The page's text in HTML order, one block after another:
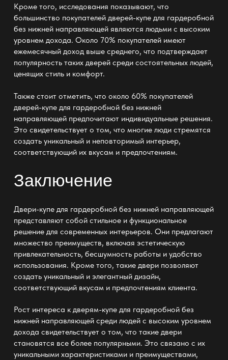
Кроме того, исследования показывают, что
большинство покупателей дверей-купе для гардеробной
без нижней направляющей являются людьми с высоким
уровнем дохода. Около 70% покупателей имеют
ежемесячный доход выше среднего, что подтверждает
популярность таких дверей среди состоятельных людей,
ценящих стиль и комфорт.
Также стоит отметить, что около 60% покупателей
дверей-купе для гардеробной без нижней
направляющей предпочитают индивидуальные решения.
Это свидетельствует о том, что многие люди стремятся
создать уникальный и неповторимый интерьер,
соответствующий их вкусам и предпочтениям.
Заключение
Двери-купе для гардеробной без нижней направляющей
представляют собой стильное и функциональное
решение для современных интерьеров. Они предлагают
множество преимуществ, включая эстетическую
привлекательность, бесшумность работы и удобство
использования. Кроме того, такие двери позволяют
создать уникальный и элегантный дизайн,
соответствующий вкусам и предпочтениям клиента.
Рост интереса к дверям-купе для гардеробной без
нижней направляющей среди людей с высоким уровнем
дохода свидетельствует о том, что такие двери
становятся все более популярными. Это связано с их
уникальными характеристиками и преимуществами,